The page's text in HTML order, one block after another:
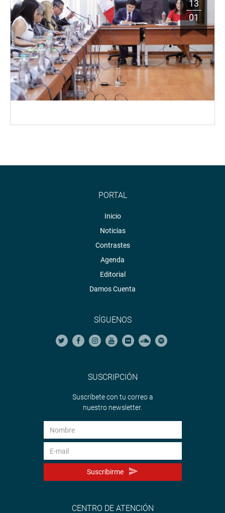
13
01
PORTAL
Inicio
Noticias
Contrastes
Agenda
Editorial
Damos Cuenta
SÍGUENOS
SUSCRIPCIÓN
Suscríbete con tu correo a
nuestro newsletter.
Suscribirme
CENTRO DE ATENCIÓN